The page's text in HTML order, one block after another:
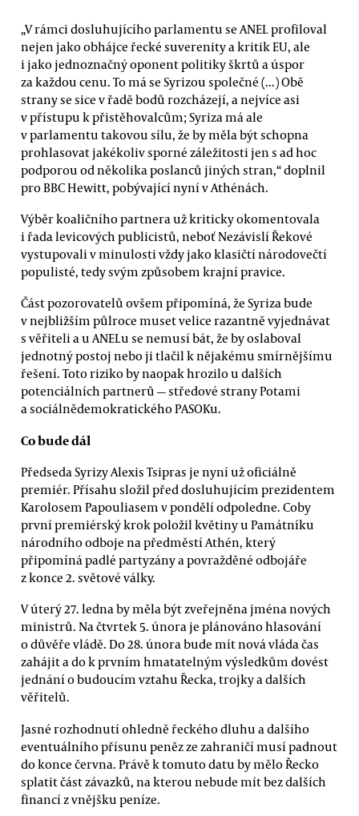
„V rámci dosluhujícího parlamentu se ANEL profiloval
nejen jako obhájce řecké suverenity a kritik EU, ale
i jako jednoznačný oponent politiky škrtů a úspor
za každou cenu. To má se Syrizou společné (...) Obě
strany se sice v řadě bodů rozcházejí, a nejvíce asi
v přístupu k přistěhovalcům; Syriza má ale
v parlamentu takovou sílu, že by měla být schopna
prohlasovat jakékoliv sporné záležitosti jen s ad hoc
podporou od několika poslanců jiných stran,“ doplnil
pro BBC Hewitt, pobývající nyní v Athénách.
Výběr koaličního partnera už kriticky okomentovala
i řada levicových publicistů, neboť Nezávislí Řekové
vystupovali v minulosti vždy jako klasičtí národovečtí
populisté, tedy svým způsobem krajní pravice.
Část pozorovatelů ovšem připomíná, že Syriza bude
v nejbližším půlroce muset velice razantně vyjednávat
s věřiteli a u ANELu se nemusí bát, že by oslaboval
jednotný postoj nebo ji tlačil k nějakému smírnějšímu
řešení. Toto riziko by naopak hrozilo u dalších
potenciálních partnerů — středové strany Potami
a sociálnědemokratického PASOKu.
Co bude dál
Předseda Syrizy Alexis Tsipras je nyní už oficiálně
premiér. Přísahu složil před dosluhujícím prezidentem
Karolosem Papouliasem v pondělí odpoledne. Coby
první premiérský krok položil květiny u Památníku
národního odboje na předměstí Athén, který
připomíná padlé partyzány a povražděné odbojáře
z konce 2. světové války.
V úterý 27. ledna by měla být zveřejněna jména nových
ministrů. Na čtvrtek 5. února je plánováno hlasování
o důvěře vládě. Do 28. února bude mít nová vláda čas
zahájit a do k prvním hmatatelným výsledkům dovést
jednání o budoucím vztahu Řecka, trojky a dalších
věřitelů.
Jasné rozhodnutí ohledně řeckého dluhu a dalšího
eventuálního přísunu peněz ze zahraničí musí padnout
do konce června. Právě k tomuto datu by mělo Řecko
splatit část závazků, na kterou nebude mít bez dalších
financí z vnějšku peníze.